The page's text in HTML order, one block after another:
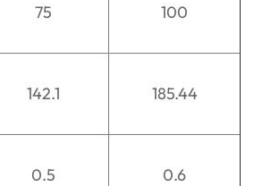
75 100
142.1 185.44
0.5 0.6